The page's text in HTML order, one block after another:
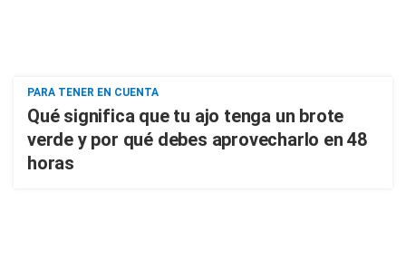
PARA TENER EN CUENTA
Qué significa que tu ajo tenga un brote
verde y por qué debes aprovecharlo en 48
horas